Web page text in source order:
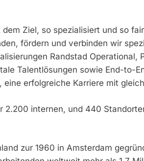
Ziel, so spezialisiert und so
fördern und verbinden wir
Randstad Operational,
Talentlösungen sowie End-to-
erfolgreiche Karriere mit
internen, und 440
zur 1960 in Amsterdam